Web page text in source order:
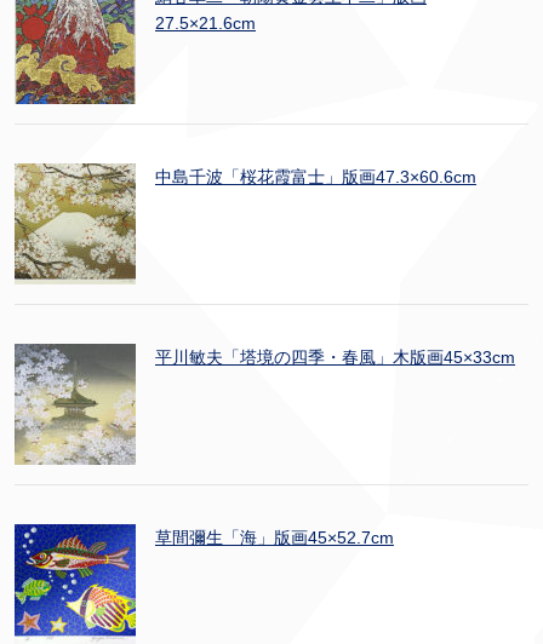
27.5×21.6cm
中島千波「桜花霞富士」版画47.3×60.6cm
平川敏夫「塔境の四季・春風」木版画45×33cm
草間彌生「海」版画45×52.7cm